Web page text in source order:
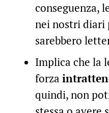
conseguenza,
nei nostri diari
sarebbero
Implica che la
forza
quindi, non